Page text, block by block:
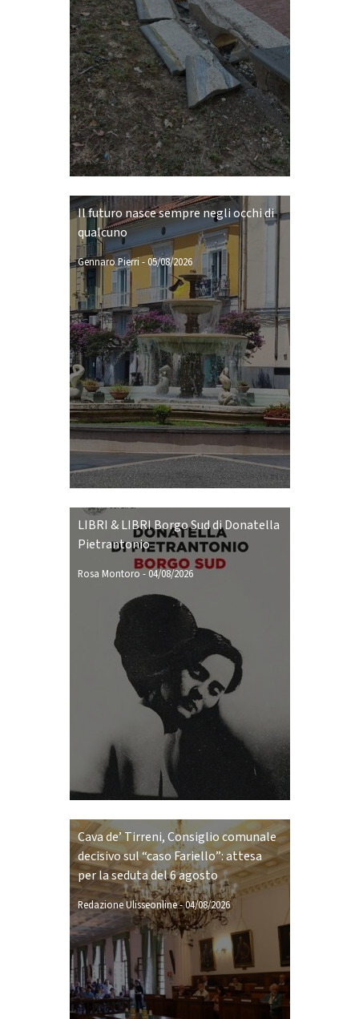
Il futuro nasce sempre negli occhi di
qualcuno
Gennaro Pierri -05/08/2026
LIBRI & LIBRI Borgo Sud di Donatella
Pietrantonio
Rosa Montoro-04/08/2026
Cava de’ Tirreni, Consiglio comunale
decisivo sul “caso Fariello”: attesa
per la seduta del 6 agosto
Redazione Ulisseonline-04/08/2026